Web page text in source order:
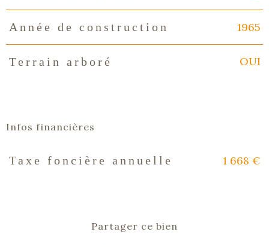
Année de construction 1965
Terrain arboré OUI
Infos financières
Caractéristiques Valeurs
Taxe foncière annuelle 1 668 €
Partager ce bien